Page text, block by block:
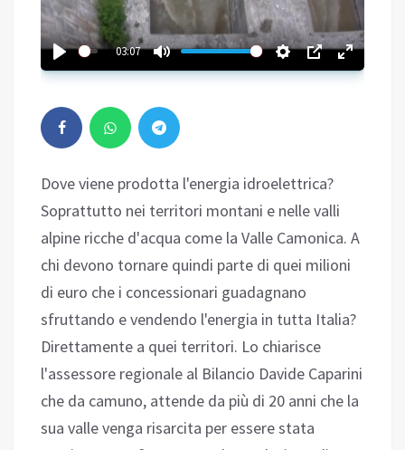
03:07
Dove viene prodotta l'energia idroelettrica?
Soprattutto nei territori montani e nelle valli
alpine ricche d'acqua come la Valle Camonica. A
chi devono tornare quindi parte di quei milioni
di euro che i concessionari guadagnano
sfruttando e vendendo l'energia in tutta Italia?
Direttamente a quei territori. Lo chiarisce
l'assessore regionale al Bilancio Davide Caparini
che da camuno, attende da più di 20 anni che la
sua valle venga risarcita per essere stata